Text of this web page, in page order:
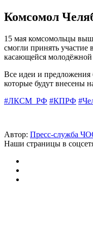
Комсомол
15 мая комсомольцы
смогли принять
касающейся
Все идеи и
которые будут внесены
#ЛКСМ_РФ #КПРФ
Автор: Пресс-служба
Наши страницы в